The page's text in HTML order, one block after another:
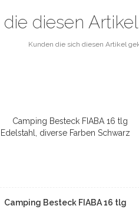
die diesen
Kunden die sich diesen Artikel
Camping Besteck FIABA 16 tlg